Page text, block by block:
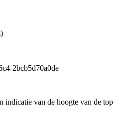
2bcb5d70a0de
indicatie van de hoogte van de top